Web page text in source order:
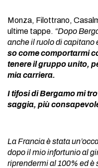
Monza, Filottrano,
ultime tappe. “Dopo
anche il ruolo di capitano
so come comportarmi
tenere il gruppo unito,
mia carriera.
I tifosi di Bergamo mi
saggia, più
La Francia è stata
dopo il mio infortunio al
riprendermi al 100% ed